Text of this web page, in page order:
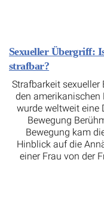
Sexueller Übergriff:
strafbar?
Strafbarkeit sexueller
den amerikanischen
wurde weltweit eine
Bewegung
Bewegung kam
Hinblick auf die
einer Frau von der